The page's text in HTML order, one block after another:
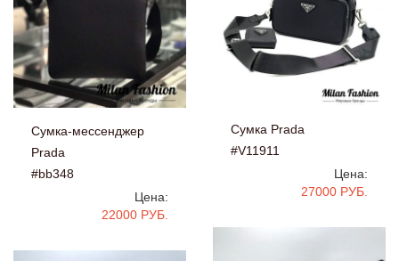
Сумка-мессенджер
Prada
#bb348
Цена:
22000 РУБ.
Сумка Prada
#V11911
Цена:
27000 РУБ.